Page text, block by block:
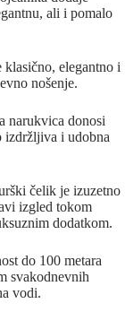
ali i pomalo
klasično, elegantno i
nošenje.
narukvica donosi
izdržljiva i udobna
čelik je izuzetno
izgled tokom
dodatkom.
do 100 metara
svakodnevnih
vodi.